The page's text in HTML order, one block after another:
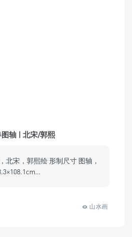
轴 | 北宋/郭熙
北宋，郭熙绘 形制尺寸 图轴，
山水画